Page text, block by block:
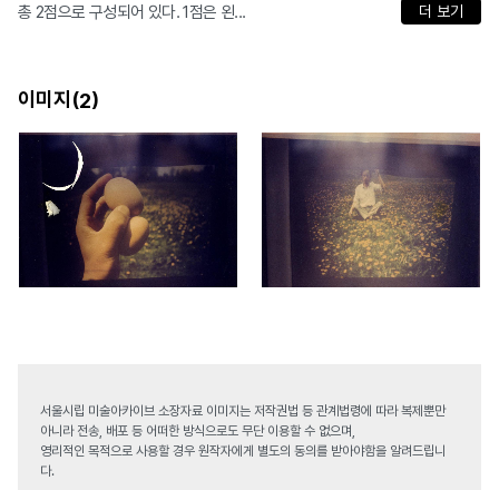
총 2점으로 구성되어 있다. 1점은 왼...
더 보기
이미지(2)
서울시립 미술아카이브 소장자료 이미지는 저작권법 등 관계법령에 따라 복제뿐만
아니라 전송, 배포 등 어떠한 방식으로도 무단 이용할 수 없으며,
영리적인 목적으로 사용할 경우 원작자에게 별도의 동의를 받아야함을 알려드립니
다.